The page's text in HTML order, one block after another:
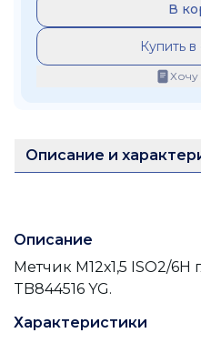
В
Купить
Описание и
Описание
Метчик М12х1,5 ISO2/6H
TB844516 YG.
Характеристики